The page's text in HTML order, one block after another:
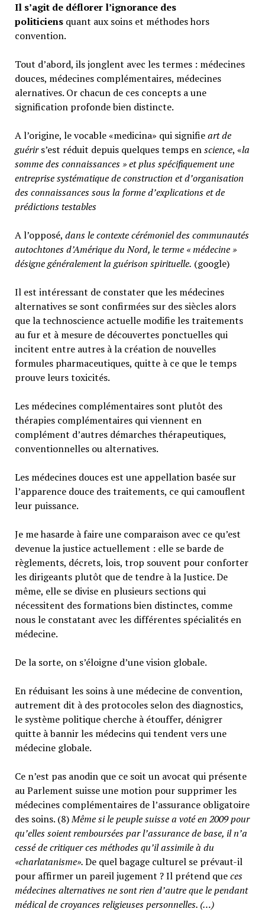
Il s’agit de déflorer l’ignorance des
politiciensquant aux soins et méthodes hors
convention.
Tout d’abord, ils jonglent avec les termes : médecines
douces, médecines complémentaires, médecines
alernatives. Or chacun de ces concepts a une
signification profonde bien distincte.
A l’origine, le vocable «medicina» qui signifieart de
guérirs’est réduit depuis quelques temps enscience, «la
somme des connaissances » et plus spécifiquement une
entreprise systématique de construction et d’organisation
des connaissances sous la forme d’explications et de
prédictions testables
A l’opposé, dans le contexte cérémoniel des communautés
autochtones d’Amérique du Nord, le terme « médecine »
désigne généralementla guérison spirituelle. (google)
Il est intéressant de constater que les médecines
alternatives se sont confirmées sur des siècles alors
que la technoscience actuelle modifie les traitements
au fur et à mesure de découvertes ponctuelles qui
incitent entre autres à la création de nouvelles
formules pharmaceutiques, quitte à ce que le temps
prouve leurs toxicités.
Les médecines complémentaires sont plutôt des
thérapies complémentaires qui viennent en
complément d’autres démarches thérapeutiques,
conventionnelles ou alternatives.
Les médecines douces est une appellation basée sur
l’apparence douce des traitements, ce qui camouflent
leur puissance.
Je me hasarde à faire une comparaison avec ce qu’est
devenue la justice actuellement : elle se barde de
règlements, décrets, lois, trop souvent pour conforter
les dirigeants plutôt que de tendre à la Justice. De
même, elle se divise en plusieurs sections qui
nécessitent des formations bien distinctes, comme
nous le constatant avec les différentes spécialités en
médecine.
De la sorte, on s’éloigne d’une vision globale.
En réduisant les soins à une médecine de convention,
autrement dit à des protocoles selon des diagnostics,
le système politique cherche à étouffer, dénigrer
quitte à bannir les médecins qui tendent vers une
médecine globale.
Ce n’est pas anodin que ce soit un avocat qui présente
au Parlement suisse une motion pour supprimer les
médecines complémentaires de l’assurance obligatoire
des soins. (8)Même si le peuple suisse a voté en 2009 pour
qu’elles soient remboursées par l’assurance de base, il n’a
cessé de critiquer ces méthodes qu’il assimile à du
«charlatanisme».De quel bagage culturel se prévaut-il
pour affirmer un pareil jugement ? Il prétend queces
médecines alternatives ne sont rien d’autre que le pendant
médical de croyances religieuses personnelles. (…)